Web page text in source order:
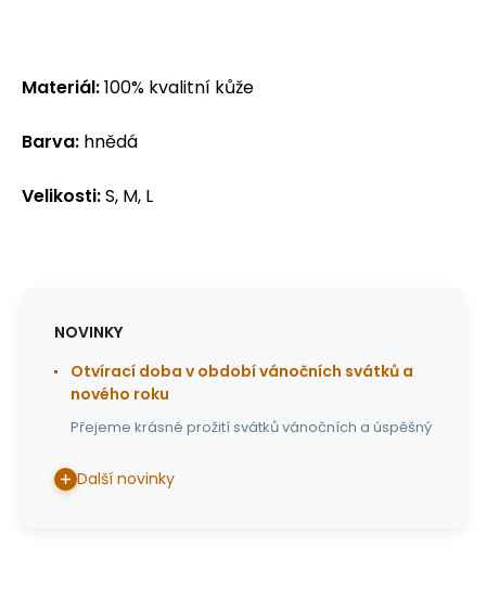
Materiál:100% kvalitní kůže
Barva: hnědá
Velikosti:S, M, L
NOVINKY
Otvírací doba v období vánočních svátků a
nového roku
Přejeme krásné prožití svátků vánočních a úspěšný
Další novinky